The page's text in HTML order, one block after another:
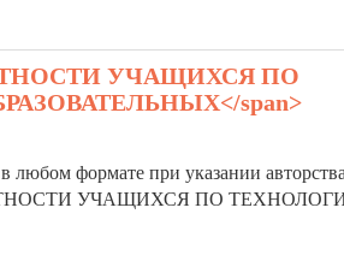
УЧАЩИХСЯ ПО
span>
любом формате при указании
УЧАЩИХСЯ ПО